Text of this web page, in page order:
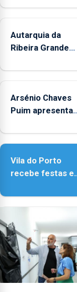
durante
mês
de
entre
14h00
e
18h00.
Autarquia da
Ribeira Grande
"Museus no
Arsénio Chaves
Puim apresenta
de Vila do Porto
Vila do Porto
recebe festas
Senhora da